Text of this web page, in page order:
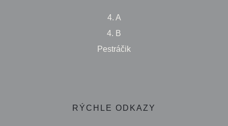
4. A
4. B
Pestráčik
RÝCHLE ODKAZY